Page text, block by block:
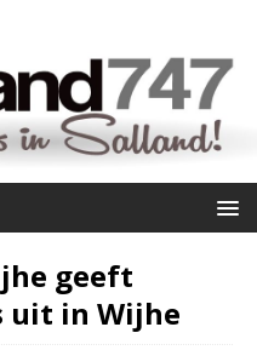
geeft
uit in Wijhe